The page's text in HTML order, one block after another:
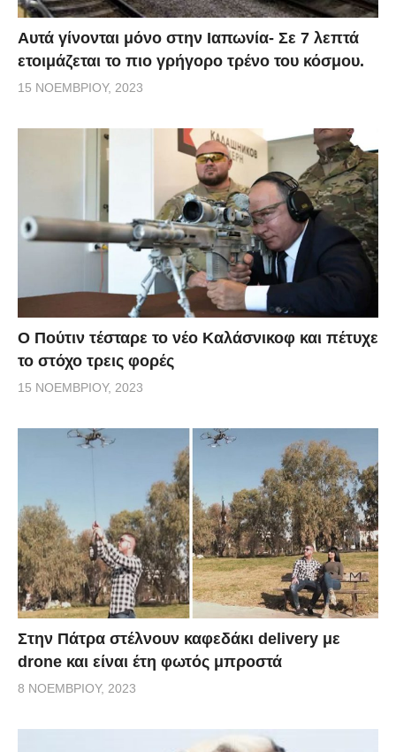
Αυτά γίνονται μόνο στην Ιαπωνία- Σε 7 λεπτά
ετοιμάζεται το πιο γρήγορο τρένο του κόσμου.
15 ΝΟΕΜΒΡΊΟΥ, 2023
Ο Πούτιν τέσταρε το νέο Καλάσνικοφ και πέτυχε
το στόχο τρεις φορές
15 ΝΟΕΜΒΡΊΟΥ, 2023
Στην Πάτρα στέλνουν καφεδάκι delivery με
drone και είναι έτη φωτός μπροστά
8 ΝΟΕΜΒΡΊΟΥ, 2023